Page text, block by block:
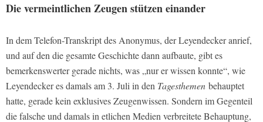
Die vermeintlichen Zeugen stützen einander
In dem Telefon-Transkript des Anonymus, der Leyendecker anrief,
und auf den die gesamte Geschichte dann aufbaute, gibt es
bemerkenswerter gerade nichts, was „nur er wissen konnte“, wie
Leyendecker es damals am 3. Juli in den Tagesthemen behauptet
hatte, gerade kein exklusives Zeugenwissen. Sondern im Gegenteil
die falsche und damals in etlichen Medien verbreitete Behauptung,